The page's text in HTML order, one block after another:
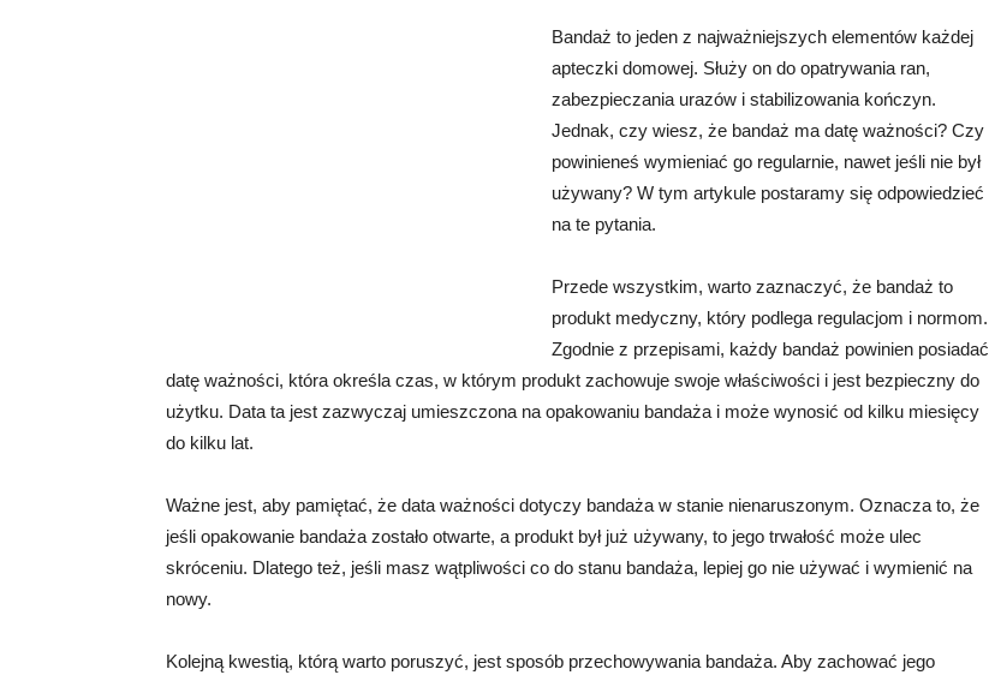
Bandaż to jeden z najważniejszych elementów każdej
apteczki domowej. Służy on do opatrywania ran,
zabezpieczania urazów i stabilizowania kończyn.
Jednak, czy wiesz, że bandaż ma datę ważności? Czy
powinieneś wymieniać go regularnie, nawet jeśli nie był
używany? W tym artykule postaramy się odpowiedzieć
na te pytania.
Przede wszystkim, warto zaznaczyć, że bandaż to
produkt medyczny, który podlega regulacjom i normom.
Zgodnie z przepisami, każdy bandaż powinien posiadać
datę ważności, która określa czas, w którym produkt zachowuje swoje właściwości i jest bezpieczny do
użytku. Data ta jest zazwyczaj umieszczona na opakowaniu bandaża i może wynosić od kilku miesięcy
do kilku lat.
Ważne jest, aby pamiętać, że data ważności dotyczy bandaża w stanie nienaruszonym. Oznacza to, że
jeśli opakowanie bandaża zostało otwarte, a produkt był już używany, to jego trwałość może ulec
skróceniu. Dlatego też, jeśli masz wątpliwości co do stanu bandaża, lepiej go nie używać i wymienić na
nowy.
Kolejną kwestią, którą warto poruszyć, jest sposób przechowywania bandaża. Aby zachować jego